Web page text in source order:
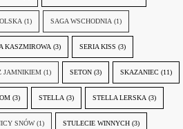
(1) SAGA WSCHODNIA (1)
KASZMIROWA (3) SERIA KISS (3)
JAMNIKIEM (1) SETON (3) SKAZANIEC (11)
(3) STELLA (3) STELLA LERSKA (3)
SNÓW (1) STULECIE WINNYCH (3)